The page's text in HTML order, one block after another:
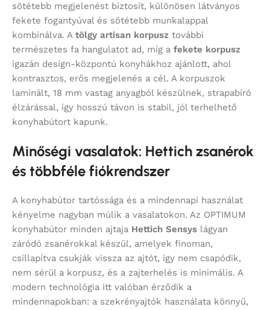
sötétebb megjelenést biztosít, különösen látványos
fekete fogantyúval és sötétebb munkalappal
kombinálva. A tölgy artisan korpusz további
természetes fa hangulatot ad, míg a fekete korpusz
igazán design-központú konyhákhoz ajánlott, ahol
kontrasztos, erős megjelenés a cél. A korpuszok
laminált, 18 mm vastag anyagból készülnek, strapabíró
élzárással, így hosszú távon is stabil, jól terhelhető
konyhabútort kapunk.
Minőségi vasalatok: Hettich zsanérok
és többféle fiókrendszer
A konyhabútor tartóssága és a mindennapi használat
kényelme nagyban múlik a vasalatokon. Az OPTIMUM
konyhabútor minden ajtaja Hettich Sensys lágyan
záródó zsanérokkal készül, amelyek finoman,
csillapítva csukják vissza az ajtót, így nem csapódik,
nem sérül a korpusz, és a zajterhelés is minimális. A
modern technológia itt valóban érződik a
mindennapokban: a szekrényajtók használata könnyű,